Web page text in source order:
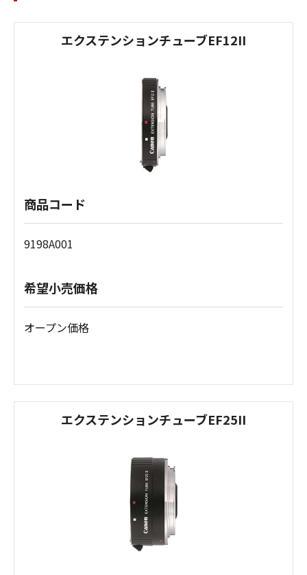
エクステンションチューブEF12II
商品コード
9198A001
希望小売価格
オープン価格
エクステンションチューブEF25II